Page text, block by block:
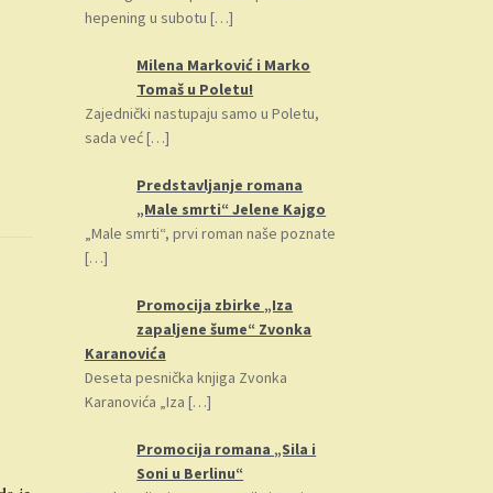
hepening u subotu […]
Milena Marković i Marko
Tomaš u Poletu!
Zajednički nastupaju samo u Poletu,
sada već[…]
Predstavljanje romana
„Male smrti“ Jelene Kajgo
„Male smrti“, prvi roman naše poznate
[…]
Promocija zbirke „Iza
zapaljene šume“ Zvonka
Karanovića
Deseta pesnička knjiga Zvonka
Karanovića „Iza […]
Promocija romana „Sila i
Soni u Berlinu“